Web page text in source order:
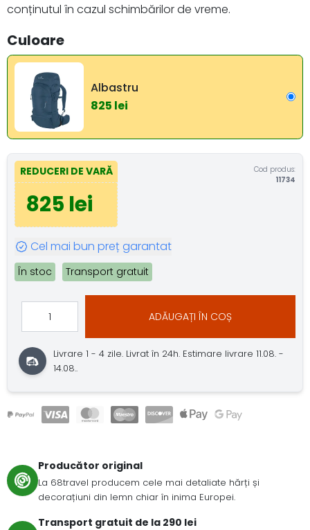
conținutul în cazul schimbărilor de vreme.
Culoare
Albastru
825 lei
REDUCERI DE VARĂ
825 lei
Cod produs:
11734
Cel mai bun preț garantat
În stoc Transport gratuit
ADĂUGAȚI ÎN COȘ
Livrare 1 - 4 zile. Livrat în 24h. Estimare livrare 11.08. -
14.08..
Producător original
La 68travel producem cele mai detaliate hărți și
decorațiuni din lemn chiar în inima Europei.
Transport gratuit de la 290 lei